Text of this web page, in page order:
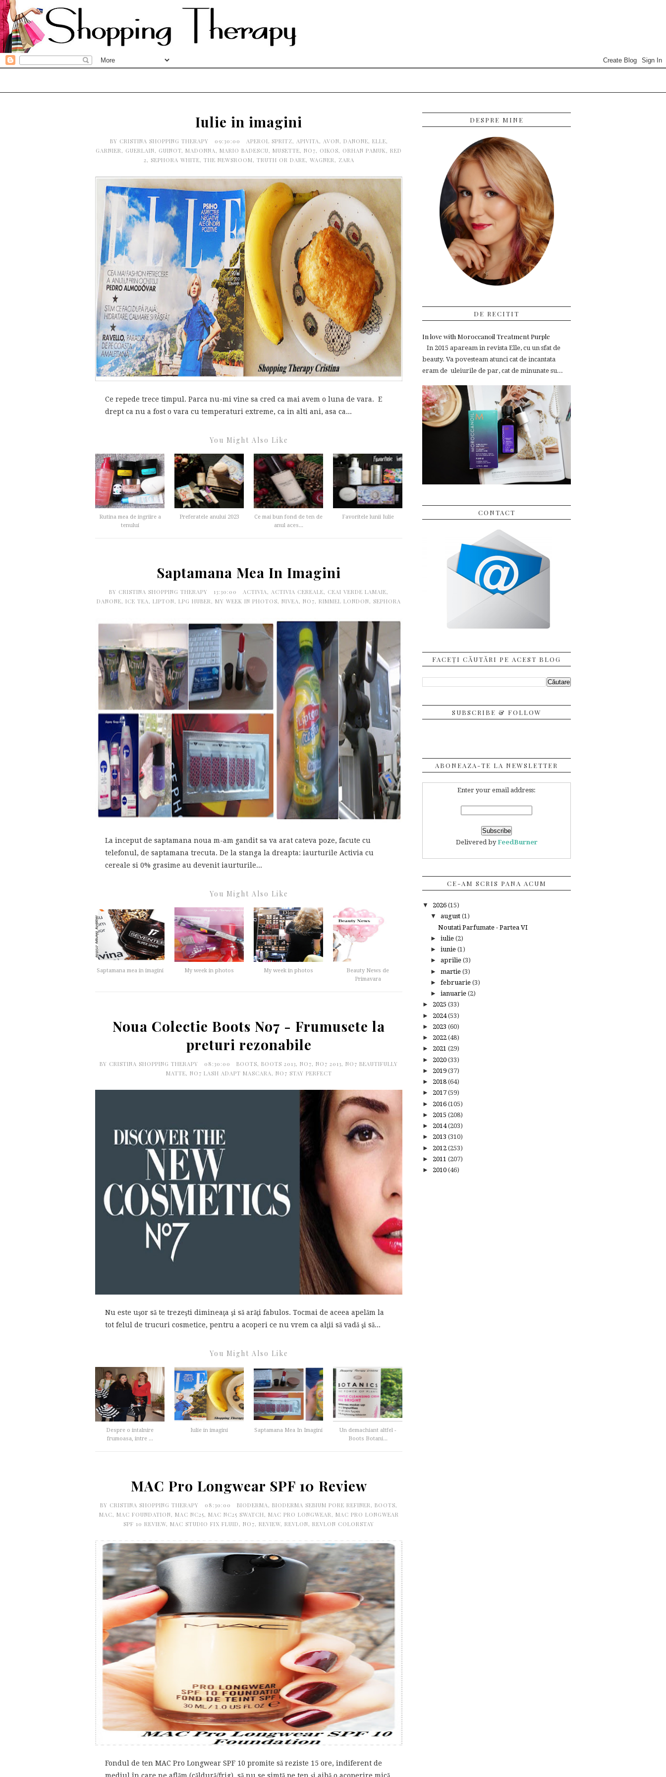
Iulie in imagini
BY CRISTINA SHOPPING THERAPY 09:30:00 APEROL SPRITZ, APIVITA, AVON, DANONE, ELLE,
GARNIER, GUERLAIN, GUINOT, MADONNA, MARIO BADESCU, MUSETTE, NO7, OIKOS, ORHAN PAMUK, RED
2, SEPHORA WHITE, THE NEWSROOM, TRUTH OR DARE, WAGNER, ZARA
Ce repede trece timpul. Parca nu-mi vine sa cred ca mai avem o luna de vara. E
drept ca nu a fost o vara cu temperaturi extreme, ca in alti ani, asa ca...
You Might Also Like
Rutina mea de ingriire a
tenului
Preferatele anului 2023
Ce mai bun fond de ten de
anul aces...
Favoritele lunii Iulie
Saptamana Mea In Imagini
BY CRISTINA SHOPPING THERAPY 13:30:00 ACTIVIA, ACTIVIA CEREALE, CEAI VERDE LAMAIE,
DANONE, ICE TEA, LIPTON, LPG HUBER, MY WEEK IN PHOTOS, NIVEA, NO7, RIMMEL LONDON, SEPHORA
La inceput de saptamana noua m-am gandit sa va arat cateva poze, facute cu
telefonul, de saptamana trecuta. De la stanga la dreapta: iaurturile Activia cu
cereale si 0% grasime au devenit iaurturile...
You Might Also Like
Saptamana mea in imagini My week in photos My week in photos
Beauty News de
Primavara
Noua Colectie Boots No7 - Frumusete la
preturi rezonabile
BY CRISTINA SHOPPING THERAPY 08:30:00 BOOTS, BOOTS 2013, NO7, NO7 2013, NO7 BEAUTIFULLY
MATTE, NO7 LASH ADAPT MASCARA, NO7 STAY PERFECT
Nu este uşor să te trezeşti dimineaţa şi să arăţi fabulos. Tocmai de aceea apelăm la
tot felul de trucuri cosmetice, pentru a acoperi ce nu vrem ca alţii să vadă şi să...
You Might Also Like
Despre o intalnire
frumoasa, intre ...
Iulie in imagini Saptamana Mea In Imagini
Un demachiant altfel -
Boots Botani...
MAC Pro Longwear SPF 10 Review
BY CRISTINA SHOPPING THERAPY 08:30:00 BIODERMA, BIODERMA SEBIUM PORE REFINER, BOOTS,
MAC, MAC FOUNDATION, MAC NC25, MAC NC25 SWATCH, MAC PRO LONGWEAR, MAC PRO LONGWEAR
SPF 10 REVIEW, MAC STUDIO FIX FLUID, NO7, REVIEW, REVLON, REVLON COLORSTAY
Fondul de ten MAC Pro Longwear SPF 10 promite să reziste 15 ore, indiferent de
DESPRE MINE
DE RECITIT
In love with Moroccanoil Treatment Purple
In 2015 apaream in revista Elle, cu un sfat de
beauty. Va povesteam atunci cat de incantata
eram de uleiurile de par, cat de minunate su...
CONTACT
FACEȚI CĂUTĂRI PE ACEST BLOG
SUBSCRIBE & FOLLOW
ABONEAZA-TE LA NEWSLETTER
Enter your email address:
Delivered byFeedBurner
CE-AM SCRIS PANA ACUM
▼ 2026 (15)
▼ august (1)
Noutati Parfumate - Partea VI
► iulie (2)
► iunie (1)
► aprilie (3)
► martie (3)
► februarie (3)
► ianuarie (2)
► 2025 (33)
► 2024(53)
► 2023 (60)
► 2022 (48)
► 2021 (29)
► 2020 (33)
► 2019 (37)
► 2018 (64)
► 2017 (59)
► 2016 (105)
► 2015 (208)
► 2014(203)
► 2013 (310)
► 2012 (253)
► 2011 (207)
► 2010 (46)